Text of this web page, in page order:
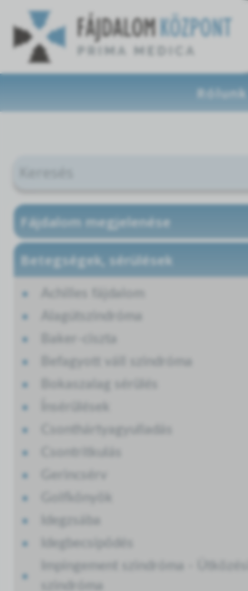
Rólunk
Fájdalom megjelenése
Betegségek, sérülések